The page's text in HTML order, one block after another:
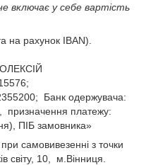
включає у себе вартість
на рахунок IBAN).
Банк одержувача:
платежу:
ПІБ замовника»
самовивезенні з точки
світу, 10, м.Вінниця.